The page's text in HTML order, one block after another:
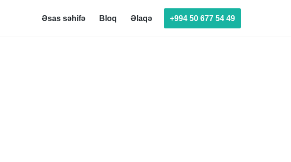
Əsas səhifə Bloq Əlaqə +994 50 677 54 49